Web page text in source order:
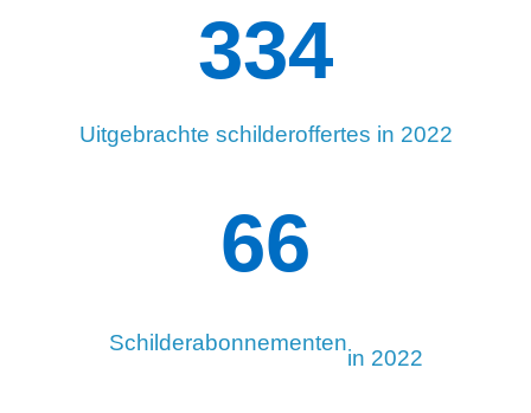
Uitgebrachte schilderoffertes in 2022
334
Schilderabonnementen
in 2022
93